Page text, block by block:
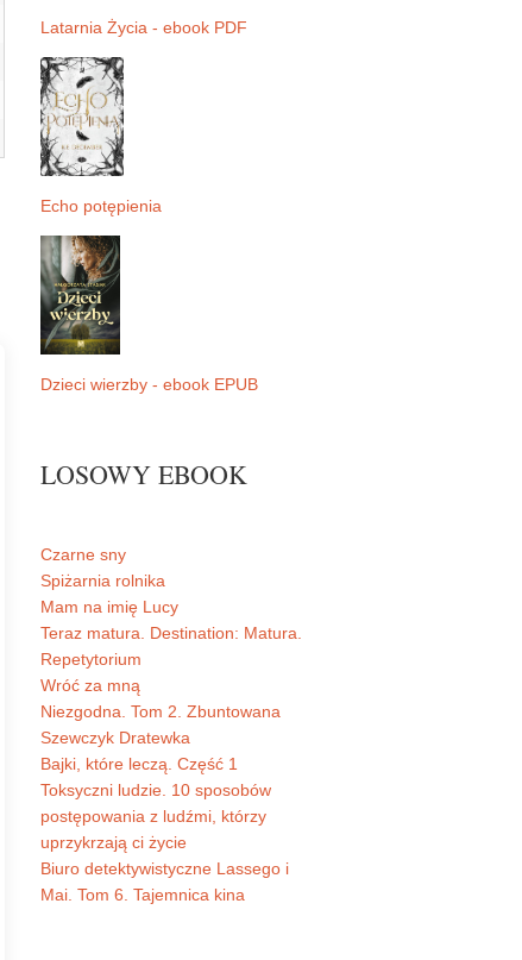
Latarnia Życia - ebook PDF
Echo potępienia
Dzieci wierzby - ebook EPUB
LOSOWY EBOOK
Czarne sny
Spiżarnia rolnika
Mam na imię Lucy
Teraz matura. Destination: Matura.
Repetytorium
Wróć za mną
Niezgodna. Tom 2. Zbuntowana
Szewczyk Dratewka
Bajki, które leczą. Część 1
Toksyczni ludzie. 10 sposobów
postępowania z ludźmi, którzy
uprzykrzają ci życie
Biuro detektywistyczne Lassego i
Mai. Tom 6. Tajemnica kina